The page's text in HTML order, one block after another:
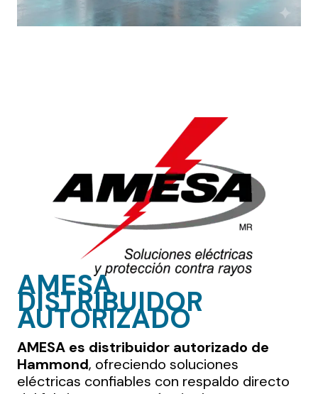
AMESA
DISTRIBUIDOR
AUTORIZADO
AMESA es distribuidor autorizado de
Hammond, ofreciendo soluciones
eléctricas confiables con respaldo directo